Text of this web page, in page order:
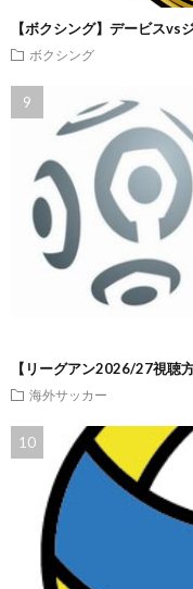
【ボクシング】デービスvs
ボクシング
【リーグアン2026/27視聴
海外サッカー